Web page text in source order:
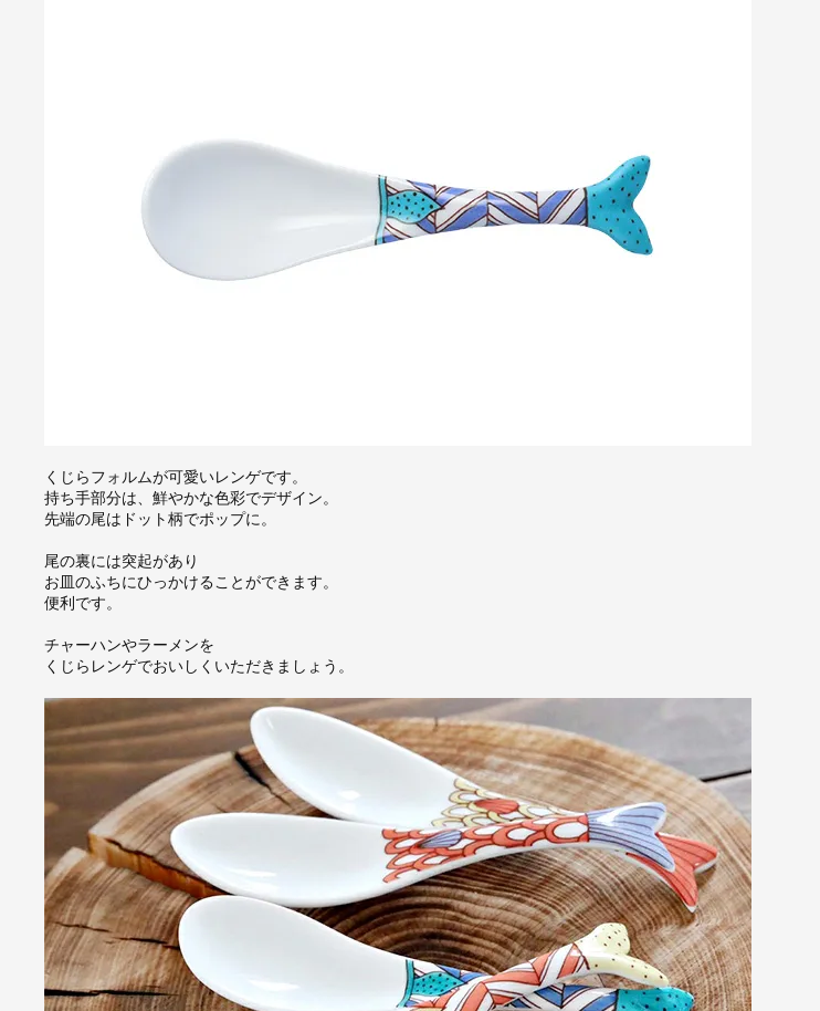
くじらフォルムが可愛いレンゲです。
持ち手部分は、鮮やかな色彩でデザイン。
先端の尾はドット柄でポップに。
尾の裏には突起があり
お皿のふちにひっかけることができます。
便利です。
チャーハンやラーメンを
くじらレンゲでおいしくいただきましょう。